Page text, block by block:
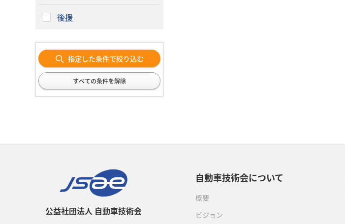
後援
指定した条件で絞り込む
すべての条件を解除
公益社団法人 自動車技術会
自動車技術会について
概要
ビジョン